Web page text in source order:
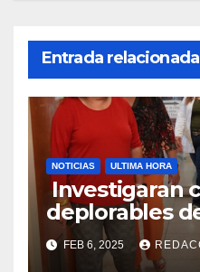
Entrada relacionada
NOTICIAS ULTIMA HORA
Investigaran
deplorables
facilidades el
de la Salud
FEB 6, 2025